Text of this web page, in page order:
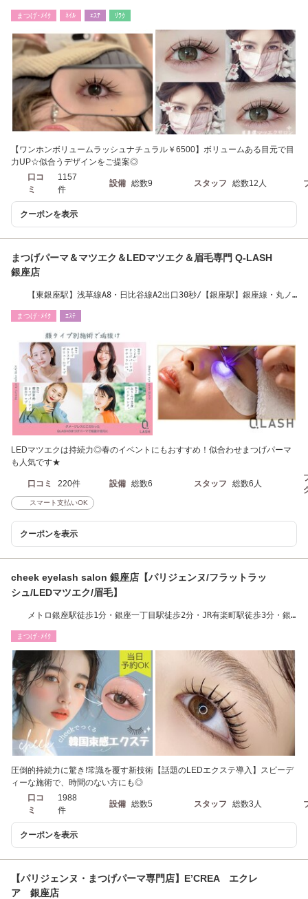
まつげ･ﾒｲｸ ﾈｲﾙ ｴｽﾃ ﾘﾗｸ
【ワンホンボリュームラッシュナチュラル￥6500】ボリュームある目元で目
力UP☆似合うデザインをご提案◎
口コ
ミ
1157
件
設備 総数9 スタッフ 総数12人
クーポンを表示
まつげパーマ＆マツエク＆LEDマツエク＆眉毛専門 Q-LASH
銀座店
【東銀座駅】浅草線A8・日比谷線A2出口30秒/【銀座駅】銀座線・丸ノ
まつげ･ﾒｲｸ ｴｽﾃ
LEDマツエクは持続力◎春のイベントにもおすすめ！似合わせまつげパーマ
も人気です★
口コミ 220件 設備 総数6 スタッフ 総数6人
スマート支払いOK
クーポンを表示
cheek eyelash salon 銀座店【パリジェンヌ/フラットラッ
シュ/LEDマツエク/眉毛】
メトロ銀座駅徒歩1分・銀座一丁目駅徒歩2分・JR有楽町駅徒歩3分・銀
まつげ･ﾒｲｸ
圧倒的持続力に驚き!常識を覆す新技術【話題のLEDエクステ導入】スピーデ
ィーな施術で、時間のない方にも◎
口コ
ミ
1988
件
設備 総数5 スタッフ 総数3人
クーポンを表示
【パリジェンヌ・まつげパーマ専門店】E’CREA エクレ
ア 銀座店